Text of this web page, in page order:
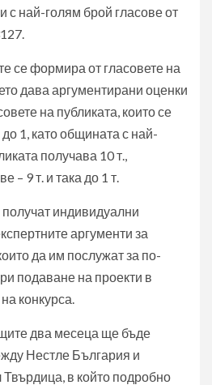
най-голям брой гласове от
се формира от гласовете на
дава аргументирани оценки
на публиката, които се
до 1, като общината с най-
получава 10 т.,
– 9 т. и така до 1 т.
индивидуални
аргументи за
да им послужат за по-
подаване на проекти в
конкурса.
два месеца ще бъде
Нестле България и
в който подробно